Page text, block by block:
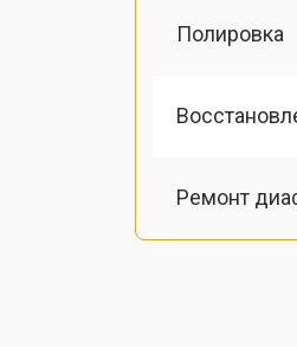
Полировка
Ремонт